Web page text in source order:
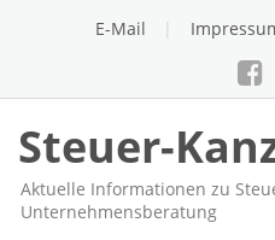
E-Mail
Steuer-
Aktuelle Informationen zu
Unternehmensberatung